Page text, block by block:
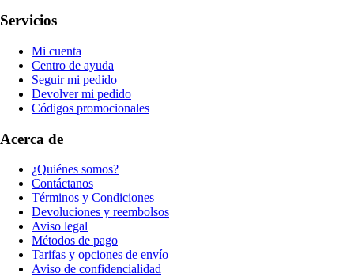
Servicios
Mi cuenta
Centro de ayuda
Seguir mi pedido
Devolver mi pedido
Códigos promocionales
Acerca de
¿Quiénes somos?
Contáctanos
Términos y Condiciones
Devoluciones y reembolsos
Aviso legal
Métodos de pago
Tarifas y opciones de envío
Aviso de confidencialidad